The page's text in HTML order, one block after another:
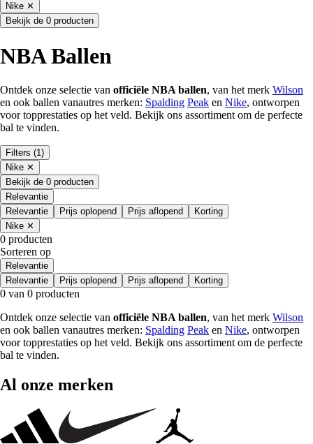
Nike ✕
Bekijk de 0 producten
NBA Ballen
Ontdek onze selectie van officiële NBA ballen, van het merk Wilson
en ook ballen vanautres merken: Spalding Peak en Nike, ontworpen
voor topprestaties op het veld. Bekijk ons assortiment om de perfecte
bal te vinden.
Filters (1)
Nike ✕
Bekijk de 0 producten
Relevantie
Relevantie
Prijs oplopend Prijs aflopend
Korting
Nike ✕
0 producten
Sorteren op
Relevantie
Relevantie
Prijs oplopend Prijs aflopend Korting
0 van 0 producten
Ontdek onze selectie van officiële NBA ballen, van het merk Wilson
en ook ballen vanautres merken: Spalding Peak en Nike, ontworpen
voor topprestaties op het veld. Bekijk ons assortiment om de perfecte
bal te vinden.
Al onze merken